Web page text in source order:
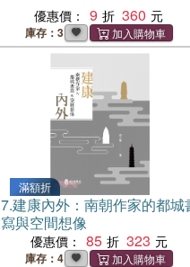
優惠價： 9 360
庫存：3
滿額折
7.建康內外：南朝作家的都城
寫與空間想像
優惠價： 85 323
庫存：4